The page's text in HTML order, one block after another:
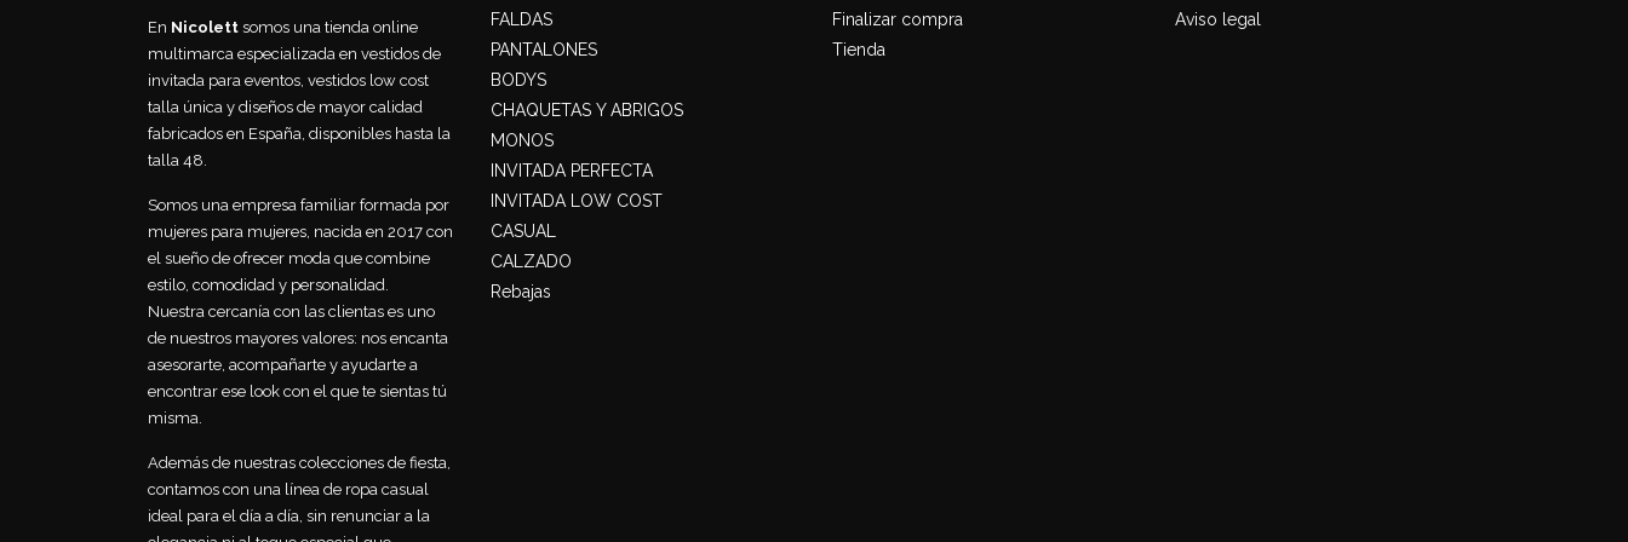
En Nicolett somos una tienda online
multimarca especializada en vestidos de
invitada para eventos, vestidos low cost
talla única y diseños de mayor calidad
fabricados en España, disponibles hasta la
talla 48.
Somos una empresa familiar formada por
mujeres para mujeres, nacida en 2017 con
el sueño de ofrecer moda que combine
estilo, comodidad y personalidad.
Nuestra cercanía con las clientas es uno
de nuestros mayores valores: nos encanta
asesorarte, acompañarte y ayudarte a
encontrar ese look con el que te sientas tú
misma.
Además de nuestras colecciones de fiesta,
contamos con una línea de ropa casual
ideal para el día a día, sin renunciar a la
FALDAS
PANTALONES
BODYS
CHAQUETAS Y ABRIGOS
MONOS
INVITADA PERFECTA
INVITADA LOW COST
CASUAL
CALZADO
Rebajas
Finalizar compra
Tienda
Aviso legal